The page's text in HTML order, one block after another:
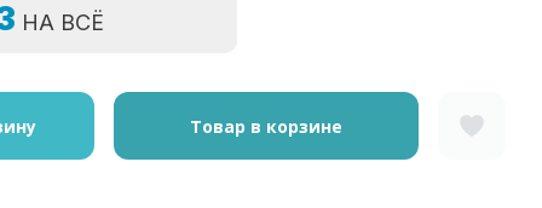
НА ВСЁ
Товар в корзине